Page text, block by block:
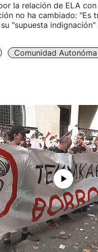
la relación de ELA
no ha cambiado: "Es
"supuesta
Comunidad